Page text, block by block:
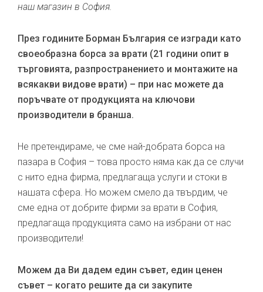
наш магазин в София.
През годините Борман България се изгради като
своеобразна борса за врати (21 години опит в
търговията, разпространението и монтажите на
всякакви видове врати) – при нас можете да
поръчвате от продукцията на ключови
производители в бранша.
Не претендираме, че сме най-добрата борса на
пазара в София – това просто няма как да се случи
с нито една фирма, предлагаща услуги и стоки в
нашата сфера. Но можем смело да твърдим, че
сме една от добрите фирми за врати в София,
предлагаща продукцията само на избрани от нас
производители!
Можем да Ви дадем един съвет, един ценен
съвет – когато решите да си закупите